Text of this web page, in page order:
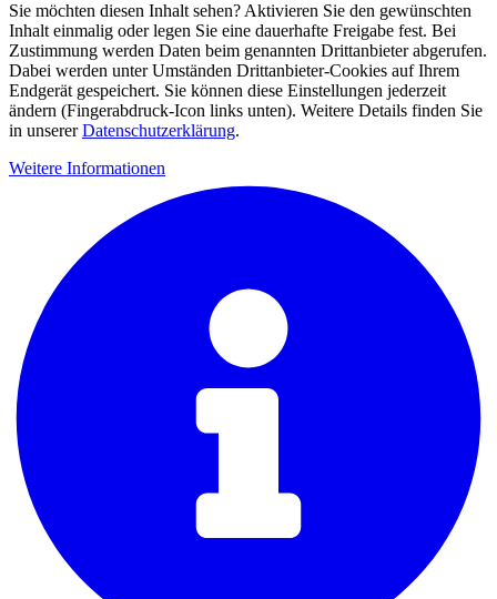
Sie möchten diesen Inhalt sehen? Aktivieren Sie den gewünschten
Inhalt einmalig oder legen Sie eine dauerhafte Freigabe fest. Bei
Zustimmung werden Daten beim genannten Drittanbieter abgerufen.
Dabei werden unter Umständen Drittanbieter-Cookies auf Ihrem
Endgerät gespeichert. Sie können diese Einstellungen jederzeit
ändern (Fingerabdruck-Icon links unten). Weitere Details finden Sie
in unsererDatenschutzerklärung.
Weitere Informationen